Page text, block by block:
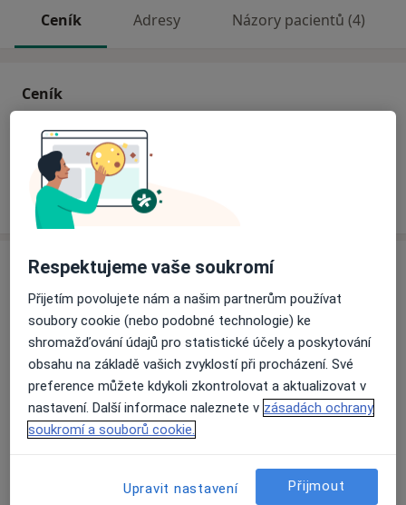
Ceník Adresy Názory pacientů (4)
Ceník
Informace o službách a cenách nejsou k dispozici
Tento specialista ještě nepřidával žádné informace o
Adresa
Ord. praktického lékaře stomatologa
Husova 1648, Teplice
Přiblížit mapuse otevře v nové záložce
Dostupnost
Na této adrese online kalendář není aktivní
Respektujeme vaše soukromí
Přijetím povolujete nám a našim partnerům používat
soubory cookie (nebo podobné technologie) ke
shromažďování údajů pro statistické účely a poskytování
obsahu na základě vašich zvyklostí při procházení. Své
preference můžete kdykoli zkontrolovat a aktualizovat v
nastavení. Další informace naleznete v zásadách ochrany
soukromí a souborů cookie.
Upravit nastavení Přijmout